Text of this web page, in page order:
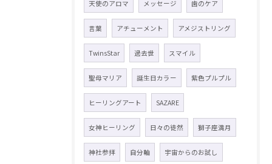
天使のアロマ メッセージ 歯のケア
言葉 アチューメント アメジストリング
TwinsStar 過去世 スマイル
聖母マリア 誕生日カラー 紫色プルプル
ヒーリングアート SAZARE
女神ヒーリング 日々の徒然 獅子座満月
神社参拝 自分軸 宇宙からのお試し